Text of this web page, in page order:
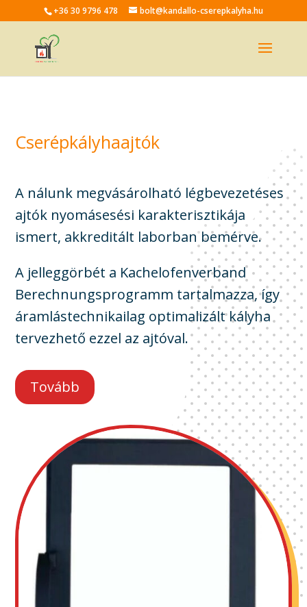
+36 30 9796 478 bolt@kandallo-cserepkalyha.hu
Cserépkályhaajtók
A nálunk megvásárolható légbevezetéses
ajtók nyomásesési karakterisztikája
ismert, akkreditált laborban bemérve.
A jelleggörbét a Kachelofenverband
Berechnungsprogramm tartalmazza, így
áramlástechnikailag optimalizált kályha
tervezhető ezzel az ajtóval.
Tovább